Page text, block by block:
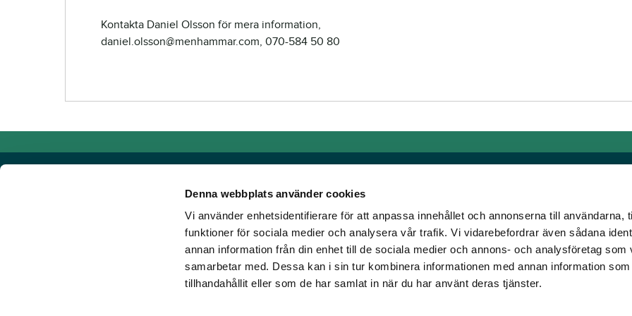
Denna webbplats använder cookies
Vi använder enhetsidentifierare för att anpassa innehållet och annonserna till användarna,
funktioner för sociala medier och analysera vår trafik. Vi vidarebefordrar även sådana
annan information från din enhet till de sociala medier och annons- och analysföretag som
samarbetar med. Dessa kan i sin tur kombinera informationen med annan information
tillhandahållit eller som de har samlat in när du har använt deras tjänster.
Kontakta Daniel Olsson för mera information,
daniel.olsson@menhammar.com, 070-584 50 80
Powered by TR Media
Hos TR Media finns Sveriges främsta varumärken för dig som älskar trav!
Sedan starten 1932, då tidningen Travronden grundades, har vi skapat en
Länkar
Allmänna auktionsvillkor
Mobilvy